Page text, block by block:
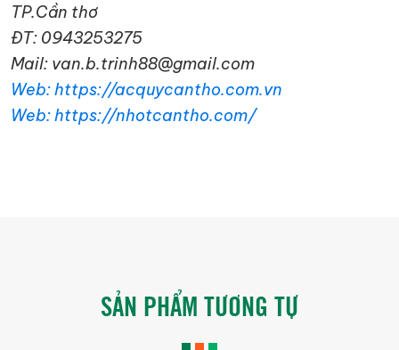
TP.Cần thơ
ĐT: 0943253275
Mail: van.b.trinh88@gmail.com
Web: https://acquycantho.com.vn
Web: https://nhotcantho.com/
SẢN PHẨM TƯƠNG TỰ